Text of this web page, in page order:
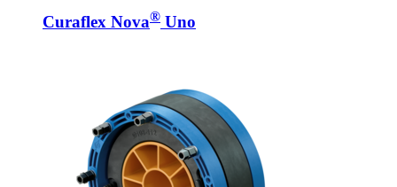
Curaflex Nova® Uno